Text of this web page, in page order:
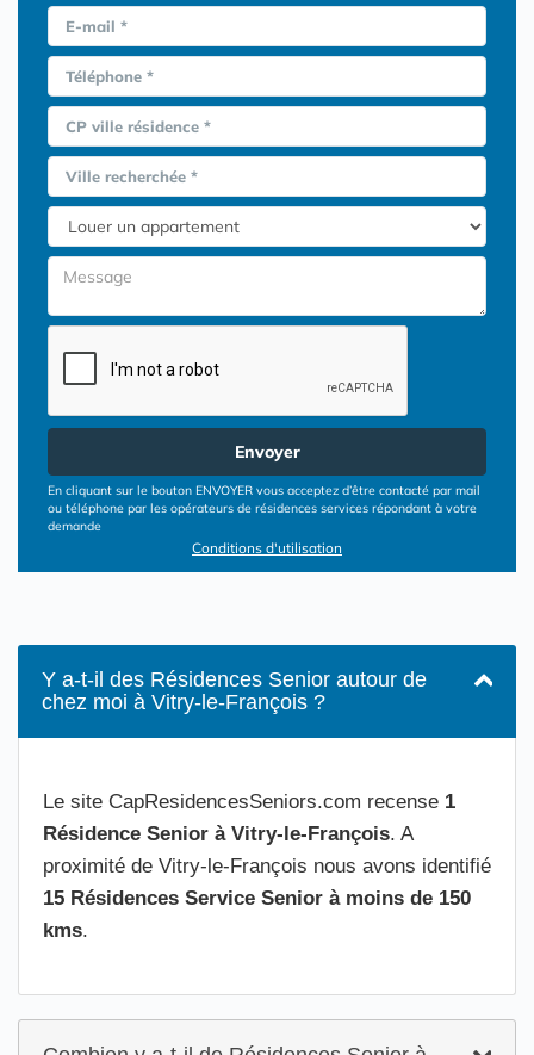
E-mail *
Téléphone *
CP ville résidence *
Ville recherchée *
Envoyer
En cliquant sur le bouton ENVOYER vous acceptez d’être contacté par mail
ou téléphone par les opérateurs de résidences services répondant à votre
demande
Conditions d'utilisation
Y a-t-il des Résidences Senior autour de
chez moi à Vitry-le-François ?
Le site CapResidencesSeniors.com recense 1
Résidence Senior à Vitry-le-François. A
proximité de Vitry-le-François nous avons identifié
15 Résidences Service Senior à moins de 150
kms.